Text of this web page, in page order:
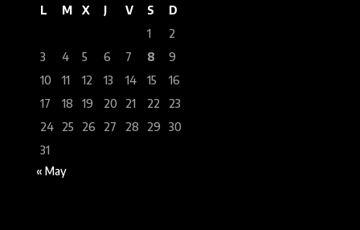
L M X J V S
D
1
2
3
4 5 6 7 8
9
10
11 12 13 14 15
16
17
18 19 20 21 22
23
24
25 26 27 28 29
30
31
« May